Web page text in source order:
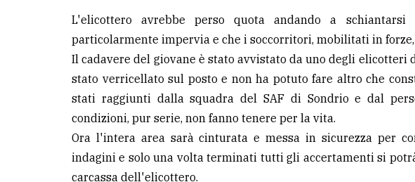
L'elicottero avrebbe perso quota andando a
particolarmente impervia e che i soccorritori, mobilitati in
Il cadavere del giovane è stato avvistato da uno degli elicotteri
stato verricellato sul posto e non ha potuto fare altro che
stati raggiunti dalla squadra del SAF di Sondrio e dal
condizioni, pur serie, non fanno tenere per la vita.
Ora l'intera area sarà cinturata e messa in sicurezza per
indagini e solo una volta terminati tutti gli accertamenti si
carcassa dell'elicottero.